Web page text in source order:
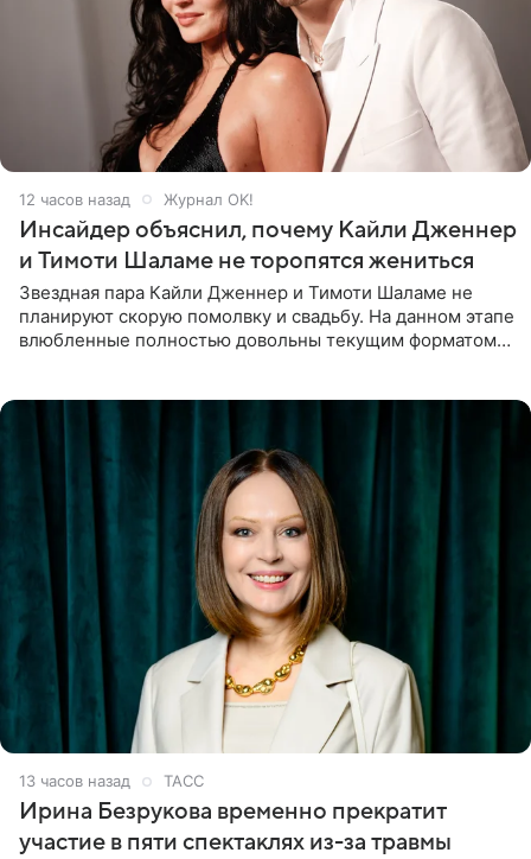
12 часов назад Журнал OK!
Инсайдер объяснил, почему Кайли Дженнер
и Тимоти Шаламе не торопятся жениться
Звездная пара Кайли Дженнер и Тимоти Шаламе не
планируют скорую помолвку и свадьбу. На данном этапе
влюбленные полностью довольны текущим форматом
13 часов назад ТАСС
Ирина Безрукова временно прекратит
участие в пяти спектаклях из-за травмы